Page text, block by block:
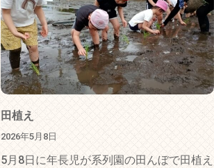
田植え
2026年5月8日
5月8日に年長児が系列園の田んぼで田植え